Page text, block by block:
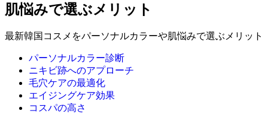
肌悩みで選ぶメリット
最新韓国コスメをパーソナルカラーや肌悩みで選ぶメリット
パーソナルカラー診断
ニキビ跡へのアプローチ
毛穴ケアの最適化
エイジングケア効果
コスパの高さ